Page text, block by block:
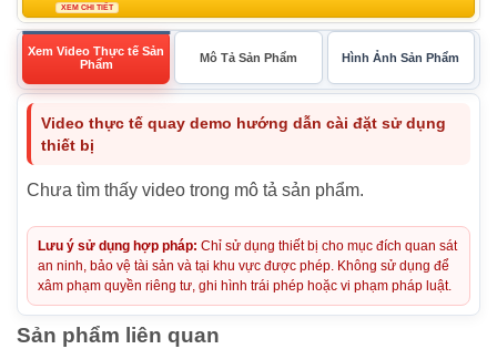
XEM CHI TIẾT
Xem Video Thực tế Sản
Phẩm
Mô Tả Sản Phẩm Hình Ảnh Sản Phẩm
Video thực tế quay demo hướng dẫn cài đặt sử dụng
thiết bị
Chưa tìm thấy video trong mô tả sản phẩm.
Lưu ý sử dụng hợp pháp: Chỉ sử dụng thiết bị cho mục đích quan sát
an ninh, bảo vệ tài sản và tại khu vực được phép. Không sử dụng để
xâm phạm quyền riêng tư, ghi hình trái phép hoặc vi phạm pháp luật.
Sản phẩm liên quan